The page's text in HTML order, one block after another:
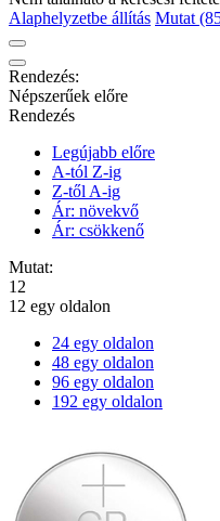
Alaphelyzetbe állítás Mutat
Rendezés:
Népszerűek előre
Rendezés
Legújabb előre
A-tól Z-ig
Z-től A-ig
Ár: növekvő
Ár: csökkenő
Mutat:
12
12 egy oldalon
24 egy oldalon
48 egy oldalon
96 egy oldalon
192 egy oldalon